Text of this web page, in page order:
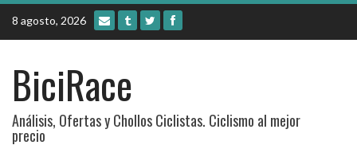
Skip
content
8 agosto, 2026
BiciRace
Análisis, Ofertas y Chollos Ciclistas. Ciclismo al mejor
precio